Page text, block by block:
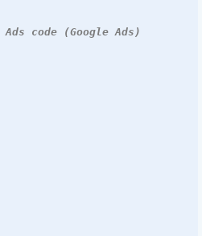
Ads code (Google Ads)